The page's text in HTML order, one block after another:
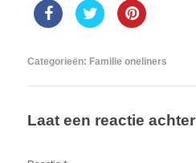
Categorieën: Familie oneliners
Laat een reactie achter